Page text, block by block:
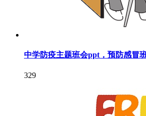
中学防疫主题班会ppt，预防感冒
329